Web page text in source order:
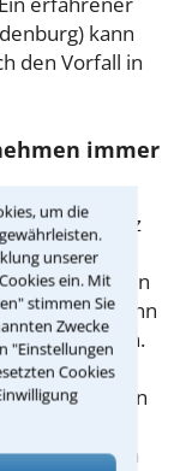
um die
unserer
ein. Mit
stimmen Sie
Zwecke
"Einstellungen
Cookies
kann
den Vorfall in
immer
Arbeitsplatz
Der
kann
verklagen.
das
Sie gegen
Sie bei
in